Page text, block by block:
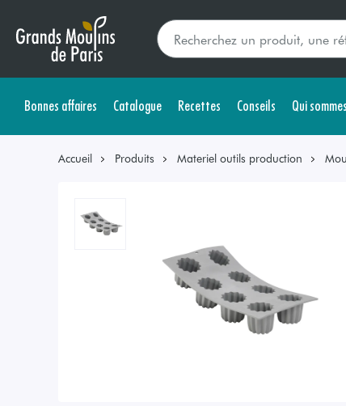
Bonnes affaires Catalogue Recettes Conseils Qui
Accueil Produits Materiel outils production